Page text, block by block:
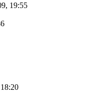
19:55